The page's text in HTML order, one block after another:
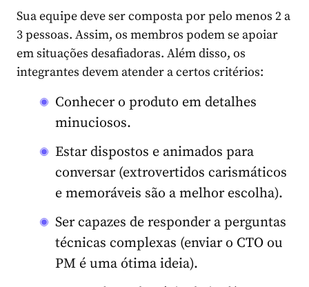
Sua equipe deve ser composta por pelo menos 2 a
3 pessoas. Assim, os membros podem se apoiar
em situações desafiadoras. Além disso, os
integrantes devem atender a certos critérios:
Conhecer o produto em detalhes
minuciosos.
Estar dispostos e animados para
conversar (extrovertidos carismáticos
e memoráveis são a melhor escolha).
Ser capazes de responder a perguntas
técnicas complexas (enviar o CTO ou
PM é uma ótima ideia).